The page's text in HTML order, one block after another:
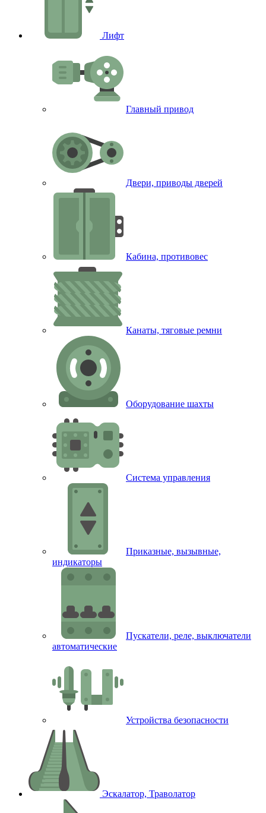
Лифт
Главный привод
Двери, приводы дверей
Кабина, противовес
Канаты, тяговые ремни
Оборудование шахты
Система управления
Приказные, вызывные,
индикаторы
Пускатели, реле, выключатели
автоматические
Устройства безопасности
Эскалатор, Траволатор